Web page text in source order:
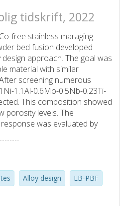
tidskrift, 2022
free stainless maraging
bed fusion developed
approach. The goal was
material with similar
screening numerous
1.1Al-0.6Mo-0.5Nb-0.23Ti-
This composition showed
porosity levels. The
was evaluated by
by characterization using
with a density of 1.5 × 1024
distinct precipitates formed
precipitates underwent a
Alloy design LB-PBF